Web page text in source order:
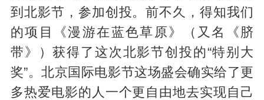
到北影节，参加创投。前不久，得知我们
的项目《漫游在蓝色草原》（又名《脐
带》）获得了这次北影节创投的“特别大
奖”。北京国际电影节这场盛会确实给了更
多热爱电影的人一个更自由地去实现自己